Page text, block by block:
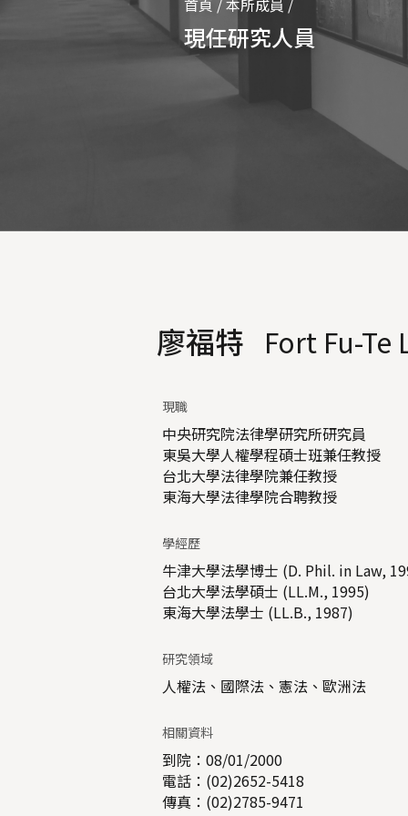
首頁 /本所成員 /
現任研究人員
廖福特 Fort Fu-Te
現職
中央研究院法律學研究所研究員
東吳大學人權學程碩士班兼任教授
台北大學法律學院兼任教授
東海大學法律學院合聘教授
學經歷
牛津大學法學博士 (D. Phil. in Law,
台北大學法學碩士 (LL.M., 1995)
東海大學法學士 (LL.B., 1987)
研究領域
人權法、國際法、憲法、歐洲法
相關資料
到院：08/01/2000
電話：(02)2652-5418
傳真：(02)2785-9471